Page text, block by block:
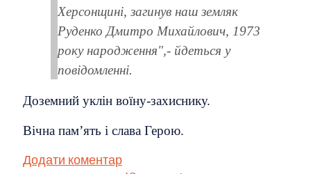
Херсонщині, загинув наш земляк
Руденко Дмитро Михайлович, 1973
року народження",- йдеться у
повідомленні.
Доземний уклін воїну-захиснику.
Вічна пам’ять і слава Герою.
Додати коментар